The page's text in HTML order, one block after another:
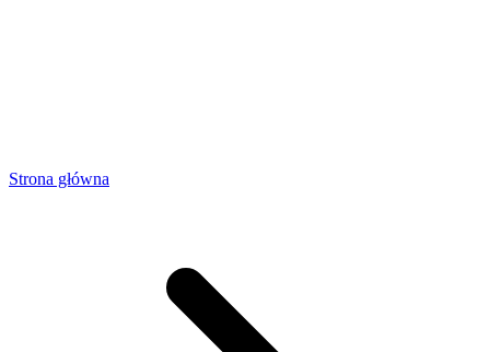
Strona główna